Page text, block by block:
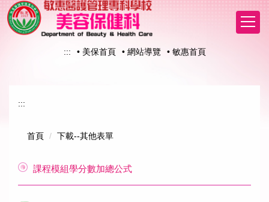
跳
到
主
::: • 美保首頁 • 網站導覽 • 敏惠首頁
:::
首頁 下載--其他表單
課程模組學分數加總公式